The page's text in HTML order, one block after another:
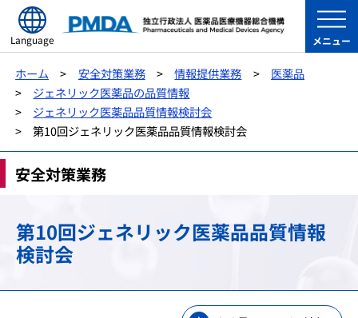
Language メニュー
ホーム 安全対策業務 情報提供業務
医薬品
ジェネリック医薬品の品質情報
ジェネリック医薬品品質情報検討会
第10回ジェネリック医薬品品質情報検討会
安全対策業務
第10回ジェネリック医薬品品質情報
検討会